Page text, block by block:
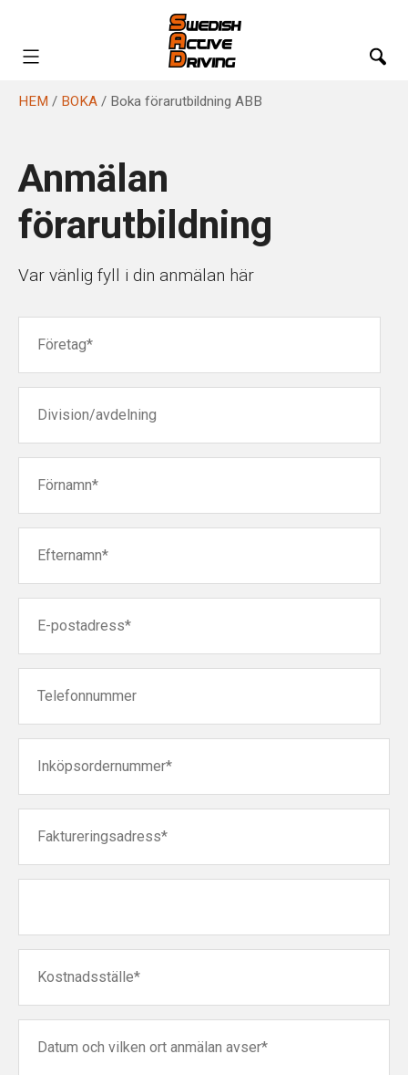
HEM
FILMER
KONTAKTA OSS
HEM / BOKA / Boka förarutbildning ABB
Anmälan
förarutbildning
Var vänlig fyll i din anmälan här